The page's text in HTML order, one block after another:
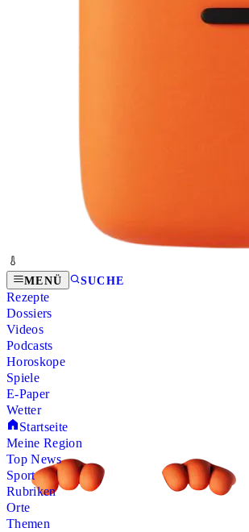
MENÜ SUCHE
Rezepte
Dossiers
Videos
Podcasts
Horoskope
Spiele
E-Paper
Wetter
Startseite
Meine Region
Top News
Sport
Rubriken
Orte
Themen